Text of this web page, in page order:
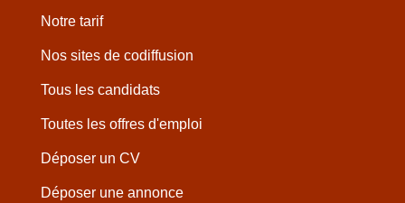
Notre tarif
Nos sites de codiffusion
Tous les candidats
Toutes les offres d'emploi
Déposer un CV
Déposer une annonce